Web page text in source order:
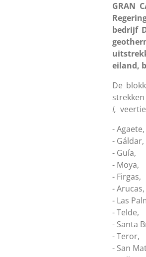
GRAN
bedrijf
eiland,
De
I,
- Agaete,
- Gáldar,
- Guía,
- Moya,
- Firgas,
- Arucas,
- Las
- Telde,
- Santa
- Teror,
- San